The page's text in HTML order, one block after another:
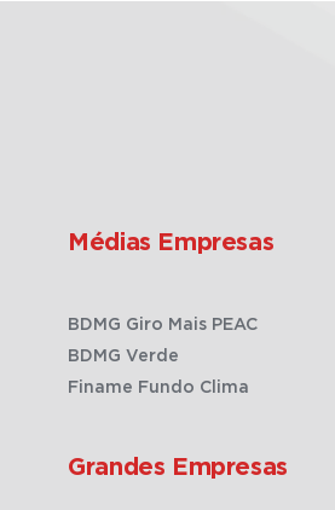
Médias Empresas
BDMG Giro Mais PEAC
BDMG Verde
Finame Fundo Clima
Grandes Empresas